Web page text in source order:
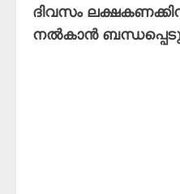
ദിവസം
നൽകാൻ